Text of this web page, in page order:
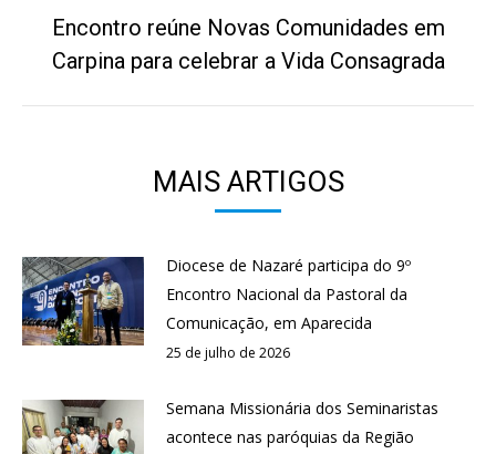
Próximo
post:
Encontro reúne Novas Comunidades em
Carpina para celebrar a Vida Consagrada
MAIS ARTIGOS
Diocese de Nazaré participa do 9º
Encontro Nacional da Pastoral da
Comunicação, em Aparecida
25 de julho de 2026
Semana Missionária dos Seminaristas
acontece nas paróquias da Região